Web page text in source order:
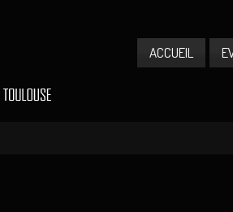
ACCUEIL